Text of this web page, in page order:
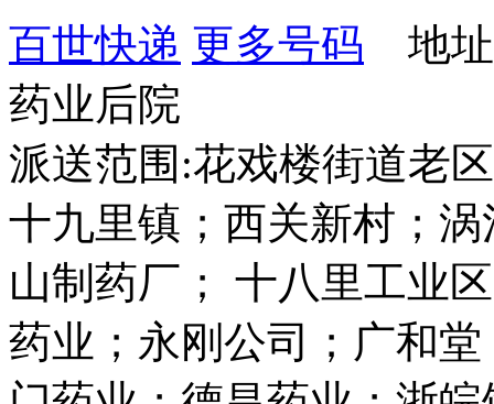
百世快递 更多号码 地址
药业后院
派送范围:花戏楼街道老
十九里镇；西关新村；
山制药厂； 十八里工业
药业；永刚公司；广和